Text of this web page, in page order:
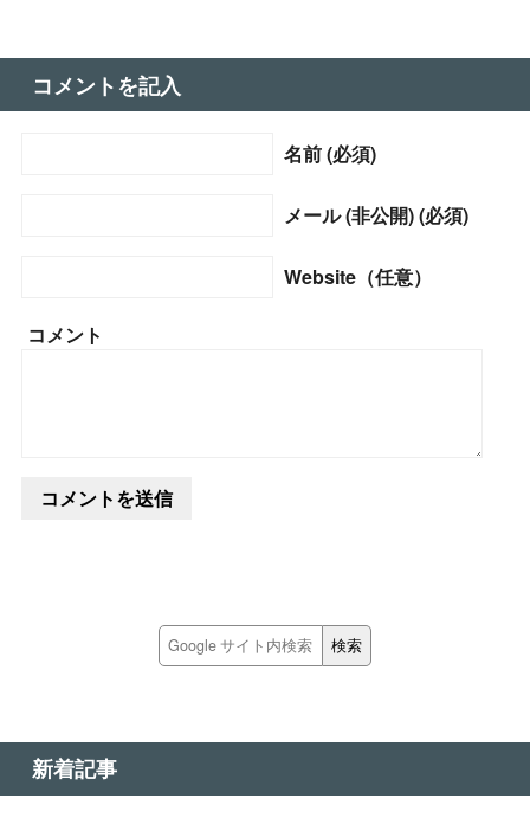
コメントを記入
名前 (必須)
メール (非公開) (必須)
Website（任意）
コメント
新着記事